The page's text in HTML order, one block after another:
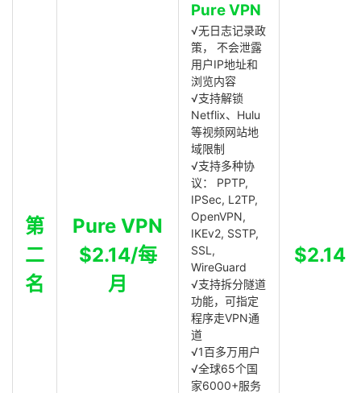
第
二
名
Pure VPN
$2.14/每
月
Pure VPN
√无日志记录政
策， 不会泄露
用户IP地址和
浏览内容
√支持解锁
Netflix、Hulu
等视频网站地
域限制
√支持多种协
议： PPTP,
IPSec, L2TP,
OpenVPN,
IKEv2, SSTP,
SSL,
WireGuard
√支持拆分隧道
功能，可指定
程序走VPN通
道
√1百多万用户
√全球65个国
家6000+服务
$2.14